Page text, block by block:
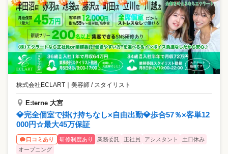
株式会社ECLART 美容師 / スタイリスト
E:terne 大宮
💎完全個室で掛け持ちなし×自由出勤💎歩合57％×客単12
000円☆最大45万保証
口コミあり 研修制度あり 業務委託 正社員 アシスタント
土日休み
オープニング